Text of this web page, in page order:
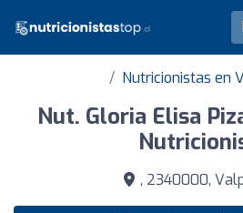
Nutricionistas en
Nut. Gloria Elisa
, 2340000,